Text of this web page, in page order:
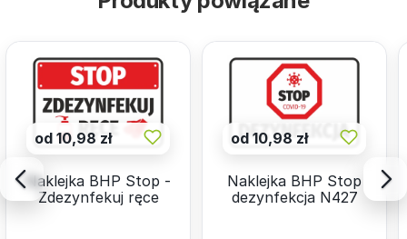
od 10,98 zł
Naklejka BHP Stop -
Zdezynfekuj ręce
od 10,98 zł
Naklejka BHP Stop
dezynfekcja N427